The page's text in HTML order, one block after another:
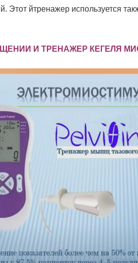
йтренажер используется
И ТРЕНАЖЕР КЕГЕЛЯ